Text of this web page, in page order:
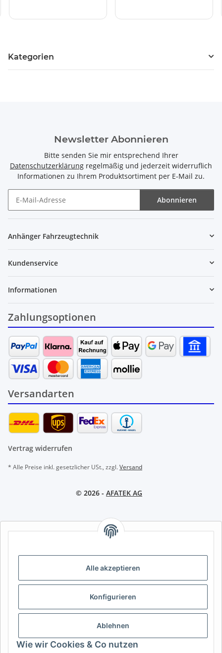
Alle akzeptieren
Konfigurieren
Ablehnen
Wie wir Cookies & Co nutzen
Kategorien
Newsletter Abonnieren
Bitte senden Sie mir entsprechend Ihrer
Datenschutzerklärung regelmäßig und jederzeit widerruflich
Informationen zu Ihrem Produktsortiment per E-Mail zu.
Abonnieren
Anhänger Fahrzeugtechnik
Kundenservice
Informationen
Zahlungsoptionen
Versandarten
Vertrag widerrufen
* Alle Preise inkl. gesetzlicher USt., zzgl.Versand
© 2026 - AFATEK AG
AFATEK INTERNATIONAL – SELECT REGION & LANGUAGE |
AT CH (DE)
FR IT ES DK PL
USA
SE FI CZ